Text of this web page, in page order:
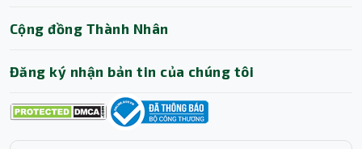
Cộng đồng Thành Nhân
Đăng ký nhận bản tin của chúng tôi